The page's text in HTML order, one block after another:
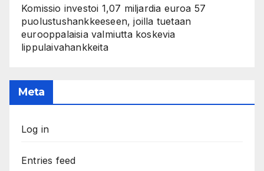
Komissio investoi 1,07 miljardia euroa 57
puolustushankkeeseen, joilla tuetaan
eurooppalaisia valmiutta koskevia
lippulaivahankkeita
Meta
Log in
Entries feed